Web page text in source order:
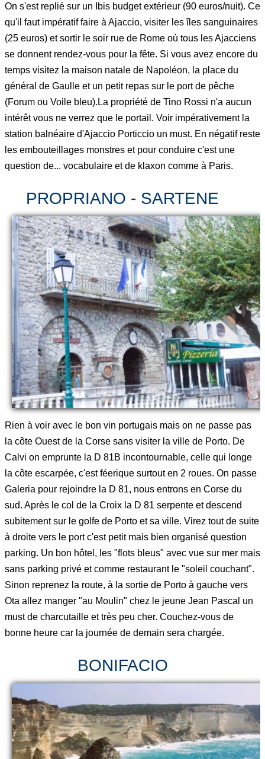
On s'est replié sur un Ibis budget extérieur (90 euros/nuit). Ce
qu'il faut impératif faire à Ajaccio, visiter les îles sanguinaires
(25 euros) et sortir le soir rue de Rome où tous les Ajacciens
se donnent rendez-vous pour la fête. Si vous avez encore du
temps visitez la maison natale de Napoléon, la place du
général de Gaulle et un petit repas sur le port de pêche
(Forum ou Voile bleu).La propriété de Tino Rossi n'a aucun
intérêt vous ne verrez que le portail. Voir impérativement la
station balnéaire d'Ajaccio Porticcio un must. En négatif reste
les embouteillages monstres et pour conduire c'est une
question de... vocabulaire et de klaxon comme à Paris.
PROPRIANO - SARTENE
Rien à voir avec le bon vin portugais mais on ne passe pas
la côte Ouest de la Corse sans visiter la ville de Porto. De
Calvi on emprunte la D 81B incontournable, celle qui longe
la côte escarpée, c'est féerique surtout en 2 roues. On passe
Galeria pour rejoindre la D 81, nous entrons en Corse du
sud. Après le col de la Croix la D 81 serpente et descend
subitement sur le golfe de Porto et sa ville. Virez tout de suite
à droite vers le port c'est petit mais bien organisé question
parking. Un bon hôtel, les "flots bleus" avec vue sur mer mais
sans parking privé et comme restaurant le "soleil couchant".
Sinon reprenez la route, à la sortie de Porto à gauche vers
Ota allez manger "au Moulin" chez le jeune Jean Pascal un
must de charcutaille et très peu cher. Couchez-vous de
bonne heure car la journée de demain sera chargée.
BONIFACIO